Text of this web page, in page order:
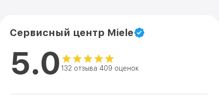
Сервисный центр Miele
5.0 132 отзыва 409 оценок